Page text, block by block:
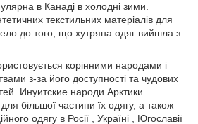
в Канаді в холодні зими.
текстильних матеріалів для
до того, що хутряна одяг вийшла з
корінними народами і
з-за його доступності та чудових
Инуитские народи Арктики
більшої частини їх одягу, а також
одягу в Росії , Україні , Югославії